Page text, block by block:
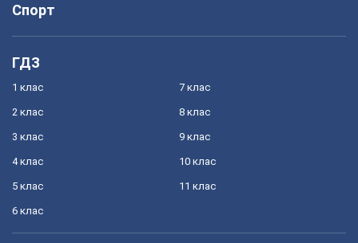
Спорт
ГДЗ
1 клас
2 клас
3 клас
4 клас
5 клас
6 клас
7 клас
8 клас
9 клас
10 клас
11 клас